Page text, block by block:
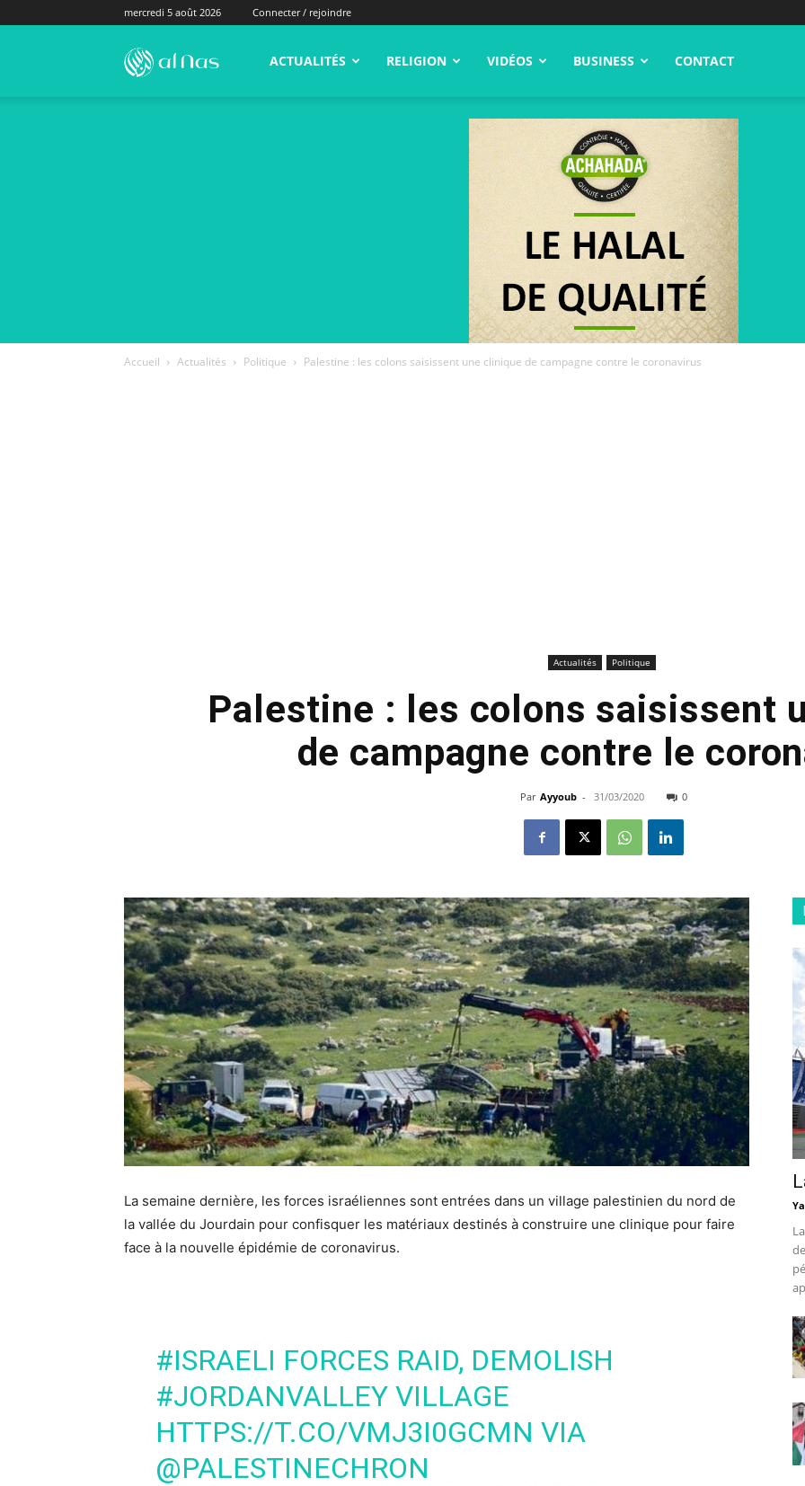
mercredi 5 août 2026 Connecter / rejoindre
alNas.fr ACTUALITÉS RELIGION VIDÉOS BUSINESS CONTACT
Accueil Actualités Politique Palestine : les colons saisissent une clinique de campagne contre le coronavirus
Actualités Politique
Palestine : les colons saisissent
de campagne contre le
Par Ayyoub - 31/03/2020 0
La semaine dernière, les forces israéliennes sont entrées dans un village palestinien du nord de
la vallée du Jourdain pour confisquer les matériaux destinés à construire une clinique pour faire
face à la nouvelle épidémie de coronavirus.
#ISRAELI FORCES RAID, DEMOLISH
#JORDANVALLEYVILLAGE
HTTPS://T.CO/VMJ3I0GCMN VIA
@PALESTINECHRON